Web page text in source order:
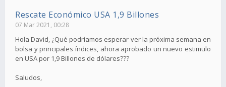
Rescate Económico USA 1,9 Billones
07 Mar 2021, 00:28
Hola David, ¿Qué podríamos esperar ver la próxima semana en
bolsa y principales índices, ahora aprobado un nuevo estimulo
en USA por 1,9 Billones de dólares???
Saludos,